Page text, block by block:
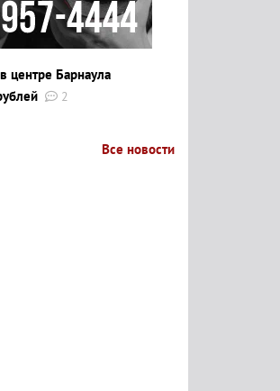
центре Барнаула
2
Все новости